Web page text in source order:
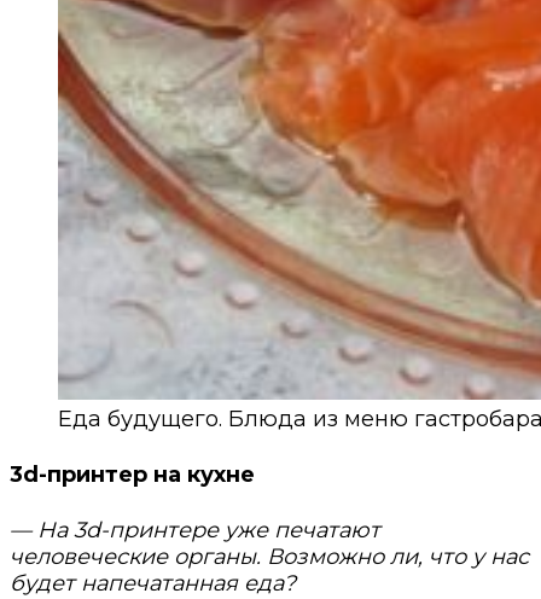
Еда будущего. Блюда из меню
3d-принтер на кухне
— На 3d-принтере уже печатают
человеческие органы. Возможно ли, что у нас
будет напечатанная еда?